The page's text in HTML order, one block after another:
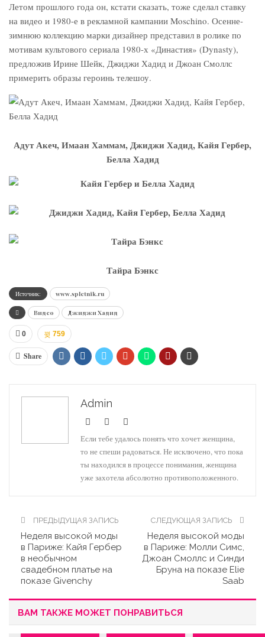
Летом прошлого года он, кстати сказать, тоже сделал ставку
на видео и 1980-е в рекламной кампании Moschino. Осенне-
зимнюю коллекцию марки дизайнер представил в ролике по
мотивам культового сериала 1980-х «Династия» (Dynasty),
предложив Ирине Шейк, Джиджи Хадид и Джоан Смоллс
примерить образы героинь телешоу.
Адут Акеч, Имаан Хаммам, Джиджи Хадид, Кайя Гербер,
Белла Хадид
Тайра Бэнкс
Источник: www.spletnik.ru
Видео Джиджи Хадид
0 759
Share
Admin
Если тебе удалось понять что хочет женщина,
то не спеши радоваться. Не исключено, что пока
ты находился в процессе понимания, женщина
уже захотела абсолютно противоположенного.
ПРЕДЫДУЩАЯ ЗАПИСЬ
Неделя высокой моды
в Париже: Кайя Гербер
в необычном
свадебном платье на
показе Givenchy
СЛЕДУЮЩАЯ ЗАПИСЬ
Неделя высокой моды
в Париже: Молли Симс,
Джоан Смоллс и Синди
Бруна на показе Elie
Saab
ВАМ ТАКЖЕ МОЖЕТ ПОНРАВИТЬСЯ